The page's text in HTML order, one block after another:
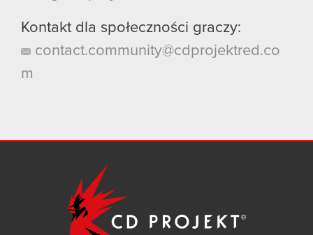
Kontakt dla społeczności graczy:
contact.community@cdprojektred.co
m